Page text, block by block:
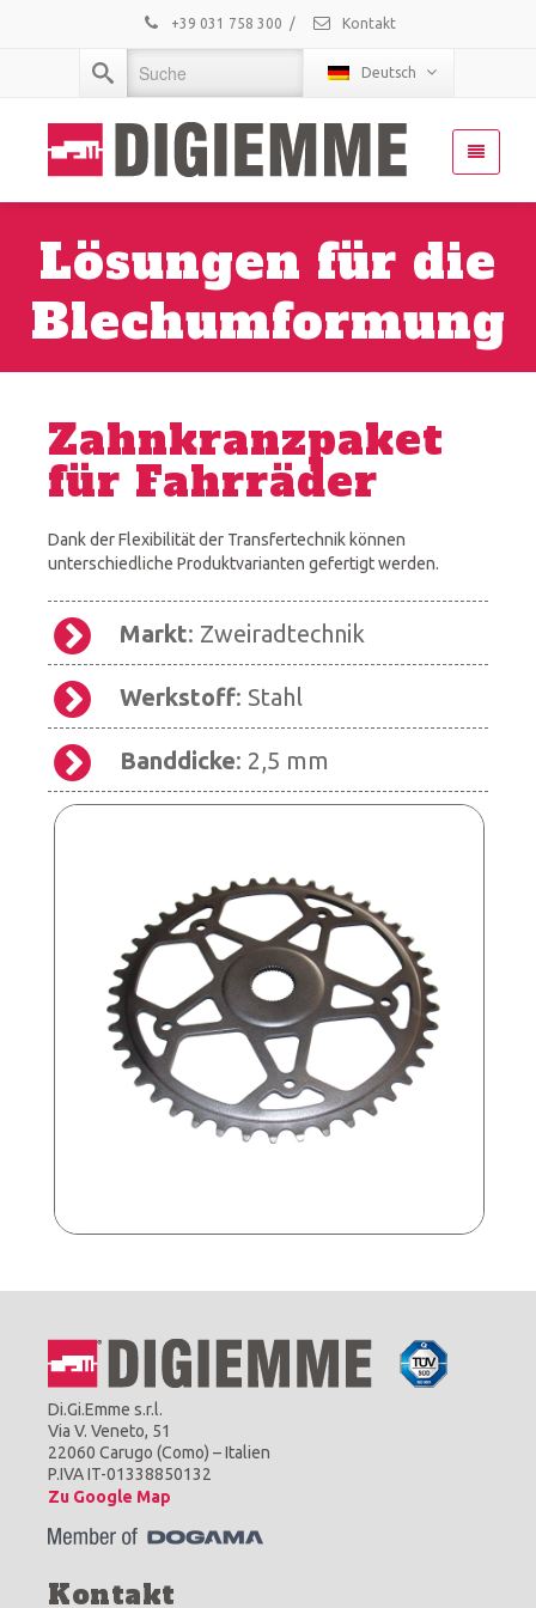
+39 031 758 300 / Kontakt
Deutsch
Lösungen für die
Blechumformung
Zahnkranzpaket
für Fahrräder
Dank der Flexibilität der Transfertechnik können
unterschiedliche Produktvarianten gefertigt werden.
Markt: Zweiradtechnik
Werkstoff: Stahl
Banddicke: 2,5 mm
Di.Gi.Emme s.r.l.
Via V. Veneto, 51
22060 Carugo (Como) – Italien
P.IVA IT-01338850132
Zu Google Map
Kontakt